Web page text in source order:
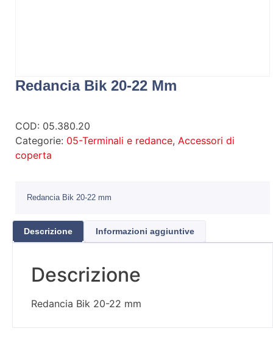
Redancia Bik 20-22 Mm
COD: 05.380.20
Categorie: 05-Terminali e redance, Accessori di
coperta
Redancia Bik 20-22 mm
Descrizione Informazioni aggiuntive
Descrizione
Redancia Bik 20-22 mm